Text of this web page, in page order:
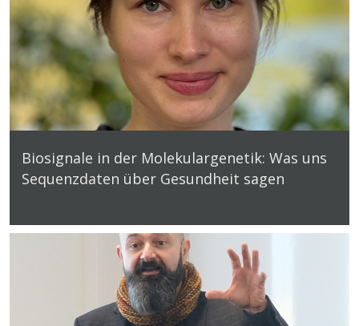
Biosignale in der Molekulargenetik: Was uns
Sequenzdaten über Gesundheit sagen